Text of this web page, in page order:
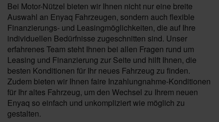
Bei Motor-Nützel bieten wir Ihnen nicht nur eine breite
Auswahl an Enyaq Fahrzeugen, sondern auch flexible
Finanzierungs- und Leasingmöglichkeiten, die auf Ihre
individuellen Bedürfnisse zugeschnitten sind. Unser
erfahrenes Team steht Ihnen bei allen Fragen rund um
Leasing und Finanzierung zur Seite und hilft Ihnen, die
besten Konditionen für Ihr neues Fahrzeug zu finden.
Zudem bieten wir Ihnen faire Inzahlungnahme-Konditionen
für Ihr altes Fahrzeug, um den Wechsel zu Ihrem neuen
Enyaq so einfach und unkompliziert wie möglich zu
gestalten.